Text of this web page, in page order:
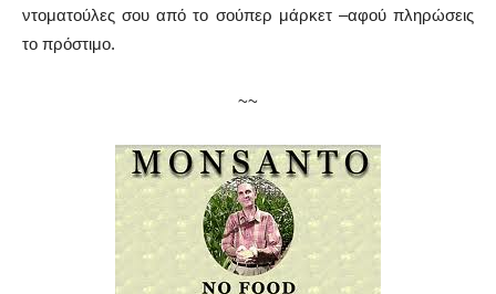
ντοματούλες σου από το σούπερ μάρκετ –αφού πληρώσεις
το πρόστιμο.
~~